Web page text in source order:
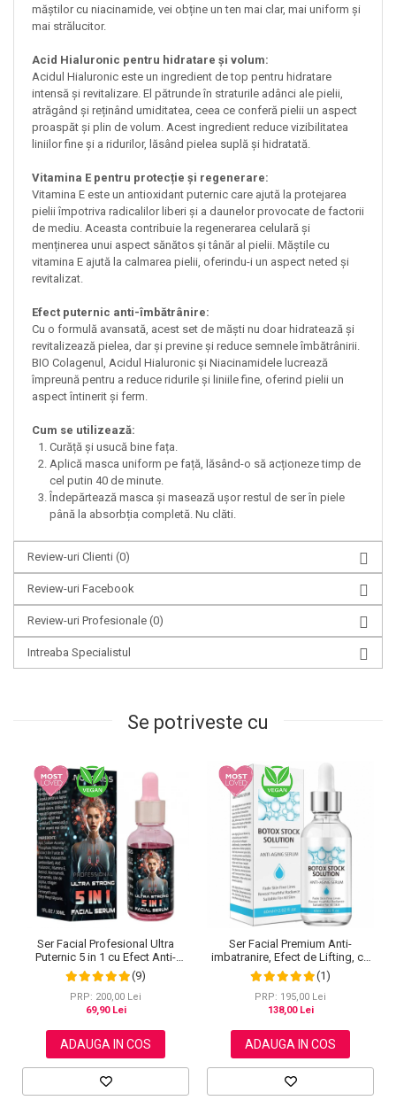
măștilor cu niacinamide, vei obține un ten mai clar, mai uniform și
mai strălucitor.
Acid Hialuronic pentru hidratare și volum:
Acidul Hialuronic este un ingredient de top pentru hidratare
intensă și revitalizare. El pătrunde în straturile adânci ale pielii,
atrăgând și reținând umiditatea, ceea ce conferă pielii un aspect
proaspăt și plin de volum. Acest ingredient reduce vizibilitatea
liniilor fine și a ridurilor, lăsând pielea suplă și hidratată.
Vitamina E pentru protecție și regenerare:
Vitamina E este un antioxidant puternic care ajută la protejarea
pielii împotriva radicalilor liberi și a daunelor provocate de factorii
de mediu. Aceasta contribuie la regenerarea celulară și
menținerea unui aspect sănătos și tânăr al pielii. Măștile cu
vitamina E ajută la calmarea pielii, oferindu-i un aspect neted și
revitalizat.
Efect puternic anti-îmbătrânire:
Cu o formulă avansată, acest set de măști nu doar hidratează și
revitalizează pielea, dar și previne și reduce semnele îmbătrânirii.
BIO Colagenul, Acidul Hialuronic și Niacinamidele lucrează
împreună pentru a reduce ridurile și liniile fine, oferind pielii un
aspect întinerit și ferm.
Cum se utilizează:
Curăță și usucă bine fața.
Aplică masca uniform pe față, lăsând-o să acționeze timp de
cel putin 40 de minute.
Îndepărtează masca și masează ușor restul de ser în piele
până la absorbția completă. Nu clăti.
Review-uri Clienti (0)
Review-uri Facebook
Review-uri Profesionale (0)
Intreaba Specialistul
Se potriveste cu
Ser Facial Profesional Ultra
Puternic 5 in 1 cu Efect Anti-
Imbatranire NOVA KISS®, 30 ml
(9)
PRP: 200,00 Lei
69,90 Lei
ADAUGA IN COS
Ser Facial Premium Anti-
imbatranire, Efect de Lifting, cu
Acid Hialuronic, Colagen,
Ceramide, Vitamina C, 60 ml
(1)
PRP: 195,00 Lei
138,00 Lei
ADAUGA IN COS